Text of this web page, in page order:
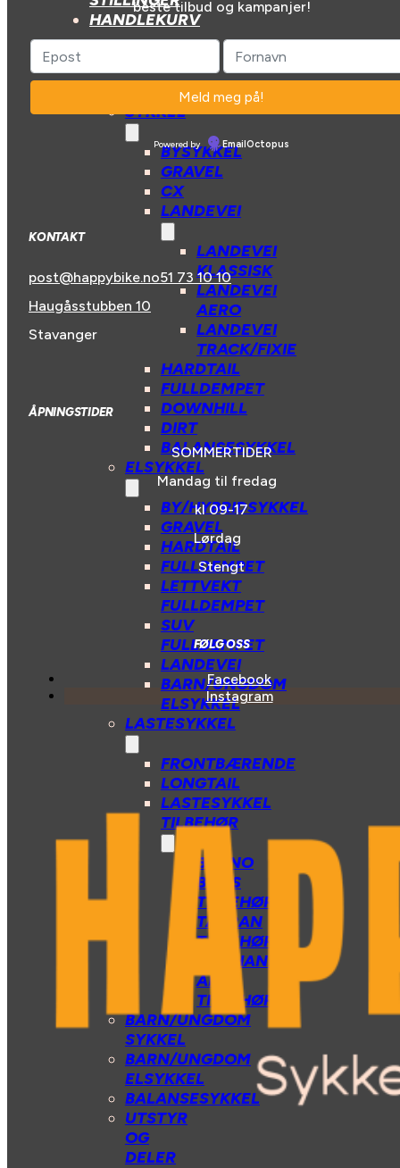
HANDLEKURV
SYKKEL
BYSYKKEL
GRAVEL
CX
LANDEVEI
LANDEVEI
KLASSISK
LANDEVEI
AERO
LANDEVEI
TRACK/FIXIE
HARDTAIL
FULLDEMPET
DOWNHILL
DIRT
BALANSESYKKEL
ELSYKKEL
BY/HYBRIDSYKKEL
GRAVEL
HARDTAIL
FULLDEMPET
LETTVEKT
FULLDEMPET
SUV
FULLDEMPET
LANDEVEI
BARN/UNGDOM
ELSYKKEL
LASTESYKKEL
FRONTBÆRENDE
LONGTAIL
LASTESYKKEL
TILBEHØR
BENNO
BIKES
TILBEHØR
TARRAN
TILBEHØR
MECHANIC
ARTS
TILBEHØR
BARN/UNGDOM
SYKKEL
BARN/UNGDOM
ELSYKKEL
BALANSESYKKEL
UTSTYR
OG
DELER
beste tilbud og kampanjer!
Powered by EmailOctopus
KONTAKT
post@happybike.no51 73 10 10
Haugåsstubben 10
Stavanger
ÅPNINGSTIDER
SOMMERTIDER
Mandag til fredag
kl 09-17
Lørdag
Stengt
FØLG OSS
Facebook
Instagram